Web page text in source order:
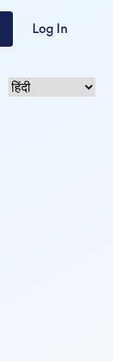
Log In